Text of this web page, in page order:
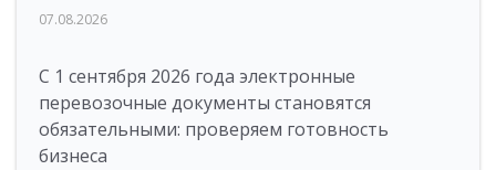
07.08.2026
С 1 сентября 2026 года электронные
перевозочные документы становятся
обязательными: проверяем готовность
бизнеса